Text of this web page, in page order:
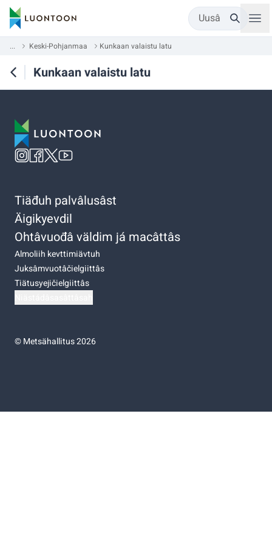
Uusâ
... Keski-Pohjanmaa Kunkaan valaistu latu
Kunkaan valaistu latu
Tiäđuh palvâlusâst
Äigikyevdil
Ohtâvuođâ väldim já macâttâs
Almoliih kevttimiävtuh
Juksâmvuotâčielgiittâs
Tiätusyejičielgiittâs
©Metsähallitus 2026